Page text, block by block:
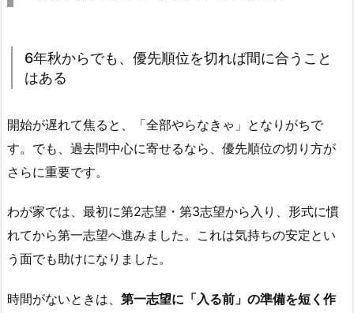
6年秋からでも、優先順位を切れば間に合うこと
はある
開始が遅れて焦ると、「全部やらなきゃ」となりがちで
す。でも、過去問中心に寄せるなら、優先順位の切り方が
さらに重要です。
わが家では、最初に第2志望・第3志望から入り、形式に慣
れてから第一志望へ進みました。これは気持ちの安定とい
う面でも助けになりました。
時間がないときは、 第一志望に「入る前」の準備を短く作